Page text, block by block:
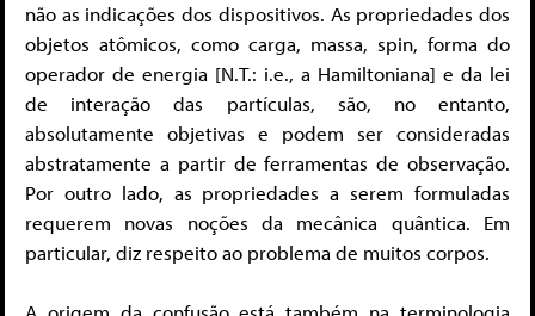
não as indicações dos dispositivos. As propriedades dos
objetos atômicos, como carga, massa, spin, forma do
operador de energia [N.T.: i.e., a Hamiltoniana] e da lei
de interação das partículas, são, no entanto,
absolutamente objetivas e podem ser consideradas
abstratamente a partir de ferramentas de observação.
Por outro lado, as propriedades a serem formuladas
requerem novas noções da mecânica quântica. Em
particular, diz respeito ao problema de muitos corpos.